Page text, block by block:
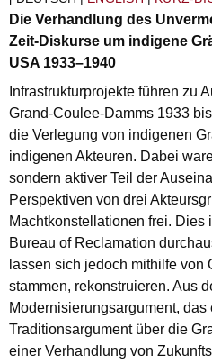
Die Verhandlung des
Zeit-Diskurse um indigene
USA 1933–1940
Infrastrukturprojekte führen zu
Grand-Coulee-Damms 1933
die Verlegung von indigenen
indigenen Akteuren. Dabei
sondern aktiver Teil der
Perspektiven von drei
Machtkonstellationen frei.
Bureau of Reclamation
lassen sich jedoch mithilfe
stammen, rekonstruieren. Aus
Modernisierungsargument,
Traditionsargument über die
einer Verhandlung von